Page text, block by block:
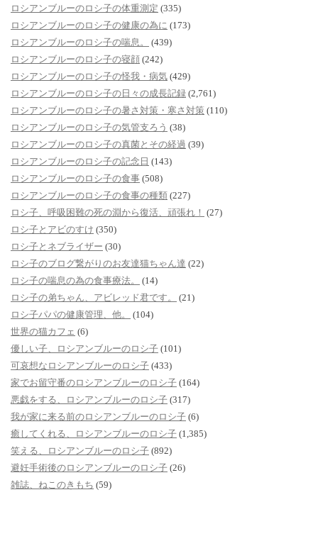
ロシアンブルーのロシ子の体重測定 (335)
ロシアンブルーのロシ子の健康の為に (173)
ロシアンブルーのロシ子の喘息。
(439)
ロシアンブルーのロシ子の寝顔 (242)
ロシアンブルーのロシ子の怪我・病気 (429)
ロシアンブルーのロシ子の日々の成長記録 (2,761)
ロシアンブルーのロシ子の暑さ対策・寒さ対策 (110)
ロシアンブルーのロシ子の気管支ろう (38)
ロシアンブルーのロシ子の真菌とその経過 (39)
ロシアンブルーのロシ子の記念日 (143)
ロシアンブルーのロシ子の食事 (508)
ロシアンブルーのロシ子の食事の種類 (227)
ロシ子、呼吸困難の死の淵から復活、頑張れ！ (27)
ロシ子とアビのすけ (350)
ロシ子とネブライザー (30)
ロシ子のブログ繋がりのお友達猫ちゃん達 (22)
ロシ子の喘息の為の食事療法。
(14)
ロシ子の弟ちゃん、アビレッド君です。
(21)
ロシ子パパの健康管理、他。
(104)
世界の猫カフェ (6)
優しい子、ロシアンブルーのロシ子 (101)
可哀想なロシアンブルーのロシ子 (433)
家でお留守番のロシアンブルーのロシ子 (164)
悪戯をする、ロシアンブルーのロシ子 (317)
我が家に来る前のロシアンブルーのロシ子 (6)
癒してくれる、ロシアンブルーのロシ子 (1,385)
笑える、ロシアンブルーのロシ子 (892)
避妊手術後のロシアンブルーのロシ子 (26)
雑誌、ねこのきもち (59)